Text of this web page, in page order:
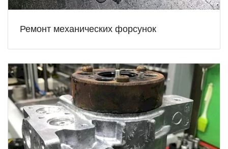
Ремонт механических форсунок